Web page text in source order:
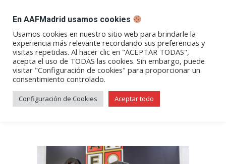
Abrir
enlace
en
una
ventana/pestaña
Abrir
enlace
en
una
ventana/pestaña
Abrir
enlace
en
una
ventana/pestaña
Abrir
enlace
en
una
Abrir
enlace
en
una
Los trenes de Javier – 4ª
parte (Por D. Javier Ruiz)
En AAFMadrid usamos cookies
Usamos cookies en nuestro sitio web para brindarle la
experiencia más relevante recordando sus preferencias y
visitas repetidas. Al hacer clic en "ACEPTAR TODAS",
acepta el uso de TODAS las cookies. Sin embargo, puede
visitar "Configuración de cookies" para proporcionar un
consentimiento controlado.
Configuración de Cookies Aceptar todo